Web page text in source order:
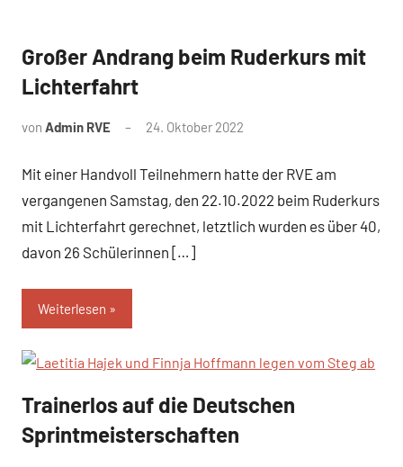
News
Großer Andrang beim Ruderkurs mit
Lichterfahrt
von Admin RVE 24. Oktober 2022
Mit einer Handvoll Teilnehmern hatte der RVE am
vergangenen Samstag, den 22.10.2022 beim Ruderkurs
mit Lichterfahrt gerechnet, letztlich wurden es über 40,
davon 26 Schülerinnen […]
Weiterlesen
News
Trainerlos auf die Deutschen
Sprintmeisterschaften